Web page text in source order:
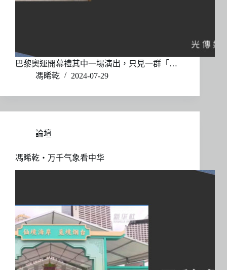
巴黎奧運開幕禮其中一場演出，只見一群「…
馮睎乾
2024-07-29
論壇
馮睎乾・万千气象看中华